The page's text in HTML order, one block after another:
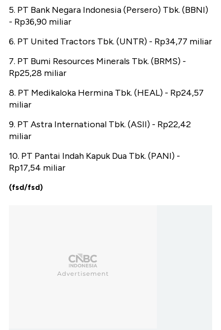
5. PT Bank Negara Indonesia (Persero) Tbk. (BBNI)
- Rp36,90 miliar
6. PT United Tractors Tbk. (UNTR) - Rp34,77 miliar
7. PT Bumi Resources Minerals Tbk. (BRMS) -
Rp25,28 miliar
8. PT Medikaloka Hermina Tbk. (HEAL) - Rp24,57
miliar
9. PT Astra International Tbk. (ASII) - Rp22,42
miliar
10. PT Pantai Indah Kapuk Dua Tbk. (PANI) -
Rp17,54 miliar
(fsd/fsd)